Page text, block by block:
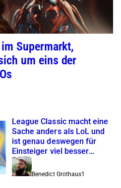
Supermarkt,
um eins der
League Classic macht eine
Sache anders als LoL und
ist genau deswegen für
Einsteiger viel besser
geeignet
Benedict Grothaus1